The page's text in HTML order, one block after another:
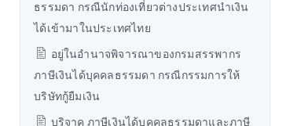
ธรรมดา กรณีนักท่องเที่ยวต่างประเทศนำเงิน
ได้เข้ามาในประเทศไทย
อยู่ในอำนาจพิจารณาของกรมสรรพากร
ภาษีเงินได้บุคคลธรรมดา กรณีกรรมการให้
บริษัทกู้ยืมเงิน
บริจาค ภาษีเงินได้บุคคลธรรมดาและภาษี